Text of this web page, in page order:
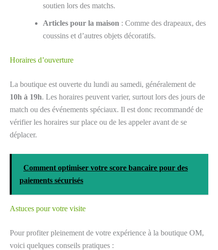
soutien lors des matchs.
Articles pour la maison : Comme des drapeaux, des
coussins et d’autres objets décoratifs.
Horaires d’ouverture
La boutique est ouverte du lundi au samedi, généralement de
10h à 19h. Les horaires peuvent varier, surtout lors des jours de
match ou des événements spéciaux. Il est donc recommandé de
vérifier les horaires sur place ou de les appeler avant de se
déplacer.
Comment optimiser votre score bancaire pour des
paiements sécurisés
Astuces pour votre visite
Pour profiter pleinement de votre expérience à la boutique OM,
voici quelques conseils pratiques :